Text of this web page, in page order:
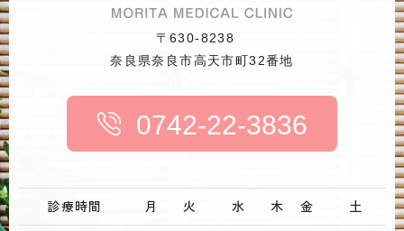
〒630-8238
奈良県奈良市高天市町32番地
0742-22-3836
診療時間 月 火 水 木 金
土